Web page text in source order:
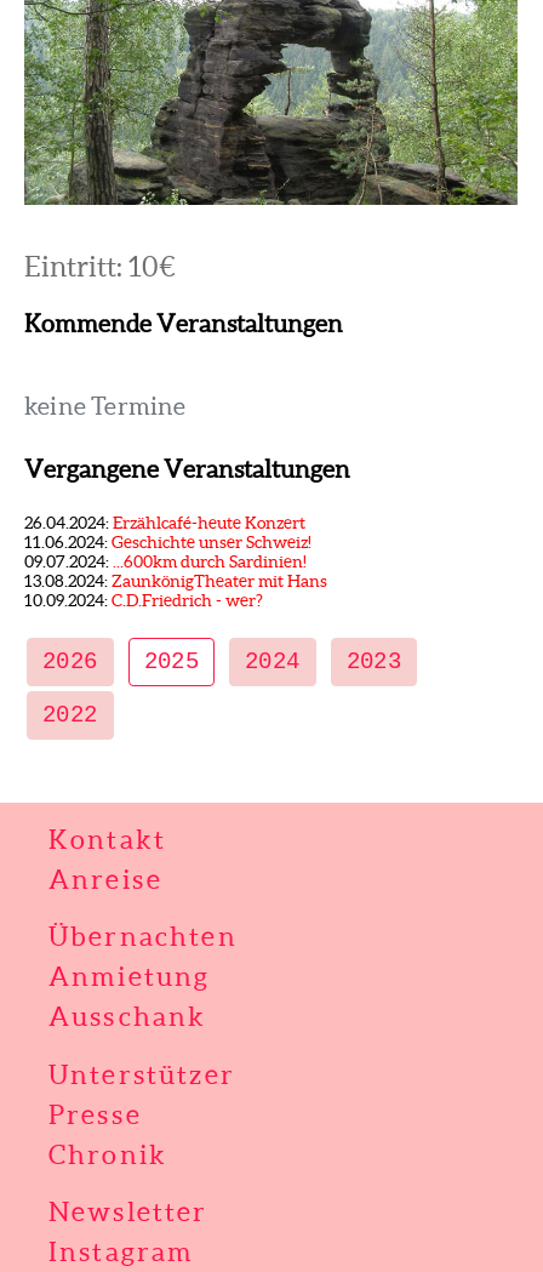
Eintritt: 10€
Kommende Veranstaltungen
keine Termine
Vergangene Veranstaltungen
26.04.2024:Erzählcafé-heute Konzert
11.06.2024:Geschichte unser Schweiz!
09.07.2024:...600km durch Sardinien!
13.08.2024:ZaunkönigTheater mit Hans
10.09.2024:C.D.Friedrich - wer?
2026 2025 2024
2023
2022
Kontakt
Anreise
Übernachten
Anmietung
Ausschank
Unterstützer
Presse
Chronik
Newsletter
Instagram